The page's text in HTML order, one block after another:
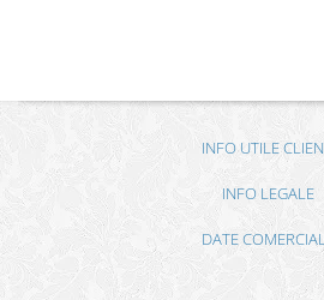
INFO UTILE
INFO LEGALE
DATE